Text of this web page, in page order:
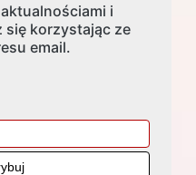
i
się korzystając ze
email.